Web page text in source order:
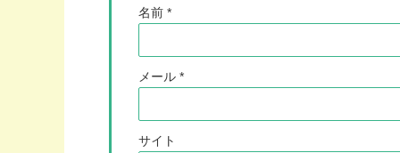
名前 *
メール *
サイト